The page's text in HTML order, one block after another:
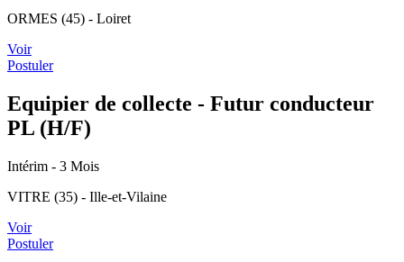
ORMES (45) - Loiret
Voir
Postuler
Equipier de collecte - Futur conducteur
PL (H/F)
Intérim - 3 Mois
VITRE (35) - Ille-et-Vilaine
Voir
Postuler